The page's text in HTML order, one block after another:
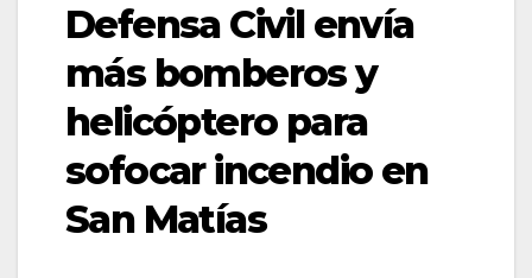
Defensa Civil envía
más bomberos y
helicóptero para
sofocar incendio en
San Matías